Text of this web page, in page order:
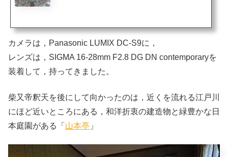
似したとかって，ありませんかね？「柴又帝釈天（しばまたたいしゃくてん）」の
通称で親しまれているこちらのお...
カメラは，Panasonic LUMIX DC-S9に，
レンズは，SIGMA 16-28mm F2.8 DG DN contemporaryを
装着して，持ってきました。
柴又帝釈天を後にして向かったのは，近くを流れる江戸川
にほど近いところにある，和洋折衷の建造物と緑豊かな日
本庭園がある「 山本亭 」